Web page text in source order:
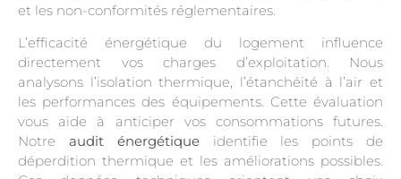
et les non-conformités réglementaires.
L’efficacité énergétique du logement influence
directement vos charges d’exploitation. Nous
analysons l’isolation thermique, l’étanchéité à l’air et
les performances des équipements. Cette évaluation
vous aide à anticiper vos consommations futures.
Notre audit énergétiqueidentifie les points de
déperdition thermique et les améliorations possibles.